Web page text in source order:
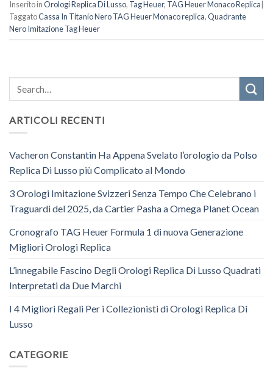
Inserito inOrologi Replica Di Lusso, Tag Heuer, TAG Heuer Monaco Replica
TaggatoCassa In Titanio Nero TAG Heuer Monaco replica,Quadrante
Nero Imitazione Tag Heuer
ARTICOLI RECENTI
Vacheron Constantin Ha Appena Svelato l’orologio da Polso
Replica Di Lusso più Complicato al Mondo
3 Orologi Imitazione Svizzeri Senza Tempo Che Celebrano i
Traguardi del 2025, da Cartier Pasha a Omega Planet Ocean
Cronografo TAG Heuer Formula 1 di nuova Generazione
Migliori Orologi Replica
L’innegabile Fascino Degli Orologi Replica Di Lusso Quadrati
Interpretati da Due Marchi
I 4 Migliori Regali Per i Collezionisti di Orologi Replica Di
Lusso
CATEGORIE